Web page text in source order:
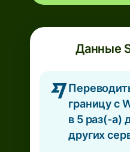
Данные
границу с
в 5 раз(-а)
других